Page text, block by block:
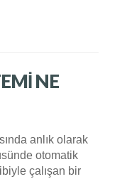
NE
anlık olarak
otomatik
çalışan bir